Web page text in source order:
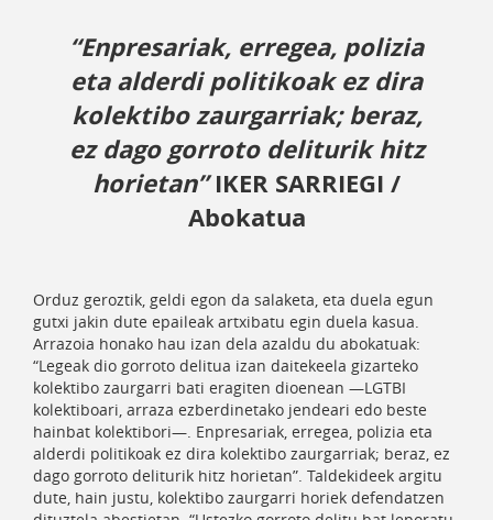
“Enpresariak, erregea, polizia
eta alderdi politikoak ez dira
kolektibo zaurgarriak; beraz,
ez dago gorroto deliturik hitz
horietan”IKER SARRIEGI /
Abokatua
Orduz geroztik, geldi egon da salaketa, eta duela egun
gutxi jakin dute epaileak artxibatu egin duela kasua.
Arrazoia honako hau izan dela azaldu du abokatuak:
“Legeak dio gorroto delitua izan daitekeela gizarteko
kolektibo zaurgarri bati eragiten dioenean —LGTBI
kolektiboari, arraza ezberdinetako jendeari edo beste
hainbat kolektibori—. Enpresariak, erregea, polizia eta
alderdi politikoak ez dira kolektibo zaurgarriak; beraz, ez
dago gorroto deliturik hitz horietan”. Taldekideek argitu
dute, hain justu, kolektibo zaurgarri horiek defendatzen